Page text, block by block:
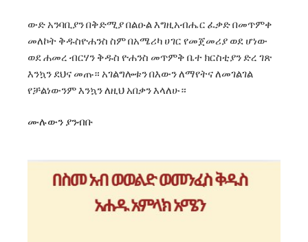
ውድ አንባቢያን በቅድሚያ በልዑል እግዚአብሔር ፈቃድ በመጥምቀ
መለኮት ቅዱስዮሐንስ ስም በአሜሪካ ሀገር የመጀመሪያ ወደ ሆነው
ወደ ሐመረ ብርሃን ቅዱስ ዮሐንስ መጥምቅ ቤተ ክርስቲያን ድረ ገጽ
እንኳን ደህና መጡ። አገልግሎቱን በእውን ለማየትና ለመገልገል
የቻልነውንም እንኳን ለዚህ አበቃን እላለሁ።
ሙሉውን ያንብቡ